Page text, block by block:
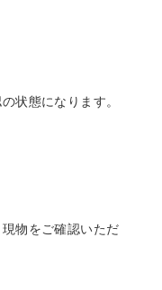
状態になります。
物をご確認いただ